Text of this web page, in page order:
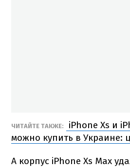
ЧИТАЙТЕ ТАКЖЕ:
iPhone Xs и
можно купить в Украине:
А корпус iPhone Xs Max